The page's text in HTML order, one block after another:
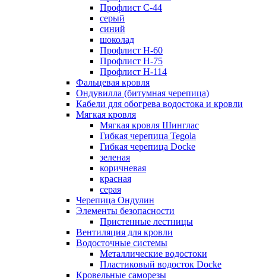
Профлист С-44
серый
синий
шоколад
Профлист Н-60
Профлист Н-75
Профлист H-114
Фальцевая кровля
Ондувилла (битумная черепица)
Кабели для обогрева водостока и кровли
Мягкая кровля
Мягкая кровля Шинглас
Гибкая черепица Tegola
Гибкая черепица Docke
зеленая
коричневая
красная
серая
Черепица Ондулин
Элементы безопасности
Пристенные лестницы
Вентиляция для кровли
Водосточные системы
Металлические водостоки
Пластиковый водосток Docke
Кровельные саморезы